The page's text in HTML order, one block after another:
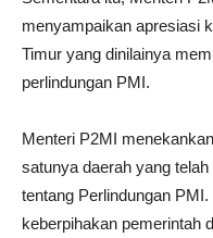
menyampaikan apresiasi
Timur yang dinilainya
perlindungan PMI.
Menteri P2MI
satunya daerah yang
tentang Perlindungan
keberpihakan pemerintah